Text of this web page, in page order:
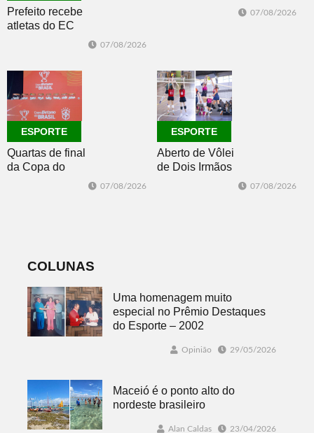
Prefeito recebe
atletas do EC
Master 65+
07/08/2026
07/08/2026
ESPORTE
Quartas de final
da Copa do
Brasil 2026: veja
07/08/2026
ESPORTE
Aberto de Vôlei
de Dois Irmãos
07/08/2026
COLUNAS
Uma homenagem muito
especial no Prêmio Destaques
do Esporte – 2002
Opinião 29/05/2026
Maceió é o ponto alto do
nordeste brasileiro
Alan Caldas 23/04/2026